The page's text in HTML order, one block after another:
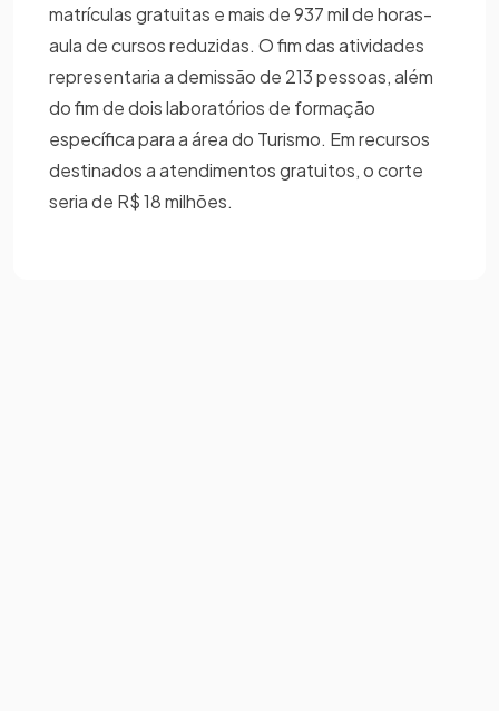
matrículas gratuitas e mais de 937 mil de horas-
aula de cursos reduzidas. O fim das atividades
representaria a demissão de 213 pessoas, além
do fim de dois laboratórios de formação
específica para a área do Turismo. Em recursos
destinados a atendimentos gratuitos, o corte
seria de R$ 18 milhões.